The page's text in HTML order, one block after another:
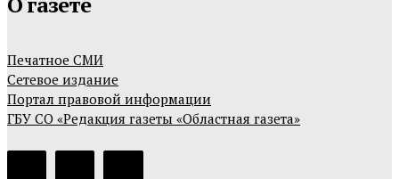
Печатное СМИ
Сетевое издание
Портал правовой информации
ГБУ СО «Редакция газеты «Областная газета»